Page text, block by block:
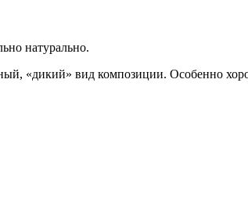
натурально.
«дикий» вид композиции. Особенно